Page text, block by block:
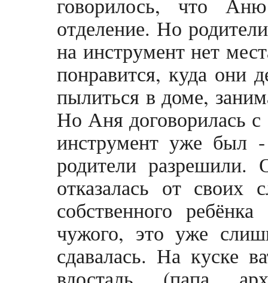
отделение. Но
на инструмент нет
понравится, куда они
пылиться в доме,
Но Аня договорилась с
инструмент уже был
родители разрешили.
отказалась от своих
собственного
чужого, это уже
сдавалась. На куске